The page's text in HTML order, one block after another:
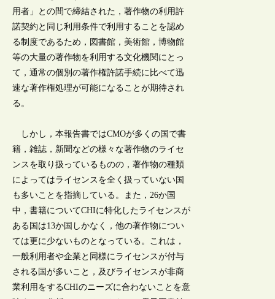
用者」との間で締結された，著作物の利用許
諾契約と同じ利用条件で利用することを認め
る制度であるため，図書館，美術館，博物館
等の大量の著作物を利用する文化機関にとっ
て，通常の個別の著作権許諾手続に比べて迅
速な著作権処理が可能になることが期待され
る。
しかし，本報告書ではCMOが多くの国で書
籍，雑誌，新聞などの様々な著作物のライセ
ンスを取り扱っているものの，著作物の種類
によってはライセンスを全く扱っていない国
も多いことを指摘している。また，26か国
中，書籍についてCHIに特化したライセンスが
ある国は13か国しかなく，他の著作物につい
ては更に少ないものとなっている。これは，
一般利用者や企業と同様にライセンスが付与
される国が多いこと，及びライセンスが非商
業利用をするCHIのニーズに合わないことを意